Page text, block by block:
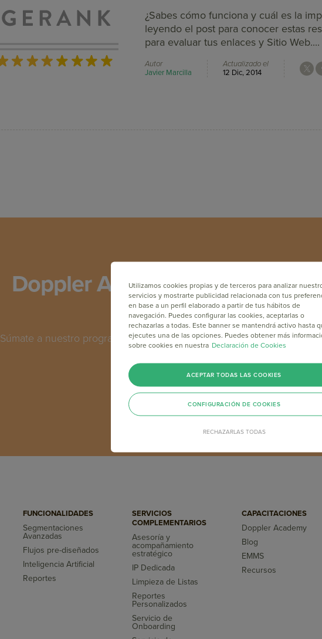
¿Sabes cómo funciona y cuál es la
leyendo el post para conocer estas
para evaluar tus enlaces y Sitio Web....
Autor
Javier Marcilla
Actualizado el
12 Dic, 2014
Doppler Academy: Capacítate
gratis y online
Súmate a nuestro programa de formación en Email Marketing y
los máximos referentes del sector a nivel
INSCRÍBETE GRATIS
FUNCIONALIDADES
Segmentaciones
Avanzadas
Flujos pre-diseñados
Inteligencia Artificial
Reportes
SERVICIOS
COMPLEMENTARIOS
Asesoría y
acompañamiento
estratégico
IP Dedicada
Limpieza de Listas
Reportes
Personalizados
Servicio de
Onboarding
CAPACITACIONES
Doppler Academy
Blog
EMMS
Recursos
Utilizamos cookies propias y de terceros para analizar
servicios y mostrarte publicidad relacionada con tus
en base a un perfil elaborado a partir de tus hábitos de
navegación. Puedes configurar las cookies, aceptarlas o
rechazarlas a todas. Este banner se mantendrá activo hasta
ejecutes una de las opciones. Puedes obtener más
sobre cookies en nuestra Declaración de Cookies
RECHAZARLAS TODAS
ACEPTAR TODAS LAS COOKIES
CONFIGURACIÓN DE COOKIES